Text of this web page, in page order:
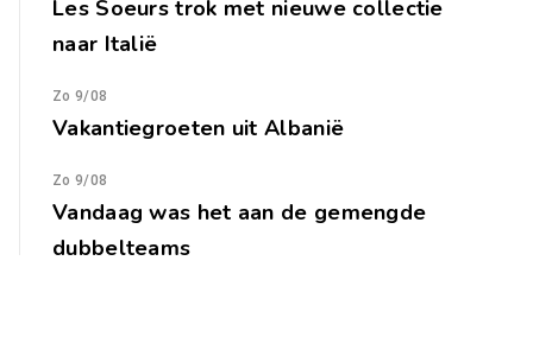
Les Soeurs trok met nieuwe collectie
naar Italië
Zo 9/08
Vakantiegroeten uit Albanië
Zo 9/08
Vandaag was het aan de gemengde
dubbelteams